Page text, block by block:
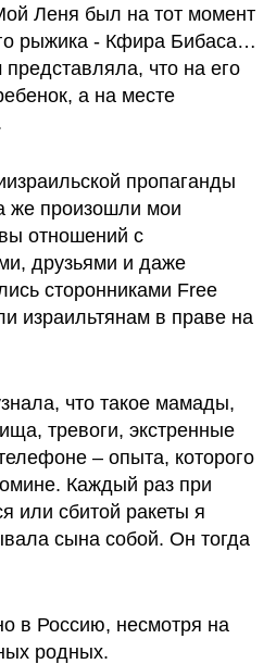
Леня был на тот момент
рыжика - Кфира Бибаса…
что на его
а на месте
пропаганды
же произошли мои
отношений с
друзьями и даже
сторонниками Free
израильтянам в праве на
что такое мамады,
тревоги, экстренные
– опыта, которого
Каждый раз при
или сбитой ракеты я
сына собой. Он тогда
в Россию, несмотря на
родных.